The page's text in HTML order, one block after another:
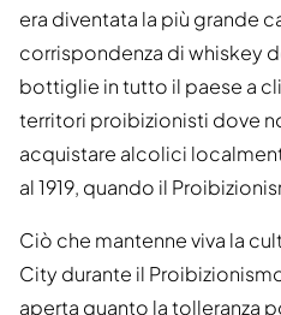
era diventata la più grande
corrispondenza di whiskey
bottiglie in tutto il paese a
territori proibizionisti dove
acquistare alcolici
al 1919, quando il
Ciò che mantenne viva la
City durante il
aperta quanto la tolleranza